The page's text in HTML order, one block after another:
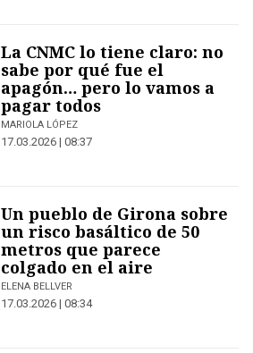
La CNMC lo tiene claro: no
sabe por qué fue el
apagón… pero lo vamos a
pagar todos
MARIOLA LÓPEZ
17.03.2026 | 08:37
Un pueblo de Girona sobre
un risco basáltico de 50
metros que parece
colgado en el aire
ELENA BELLVER
17.03.2026 | 08:34